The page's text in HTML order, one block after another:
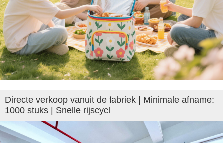
Directe verkoop vanuit de fabriek | Minimale afname:
1000 stuks | Snelle rijscycli